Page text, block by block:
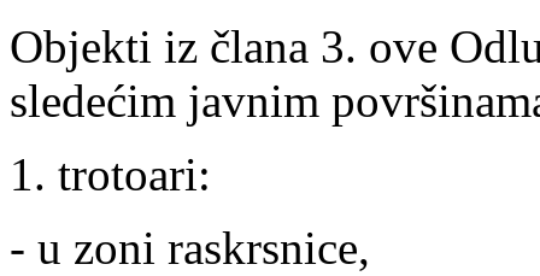
Objekti iz člana 3. ove
sledećim javnim
1. trotoari:
- u zoni raskrsnice,